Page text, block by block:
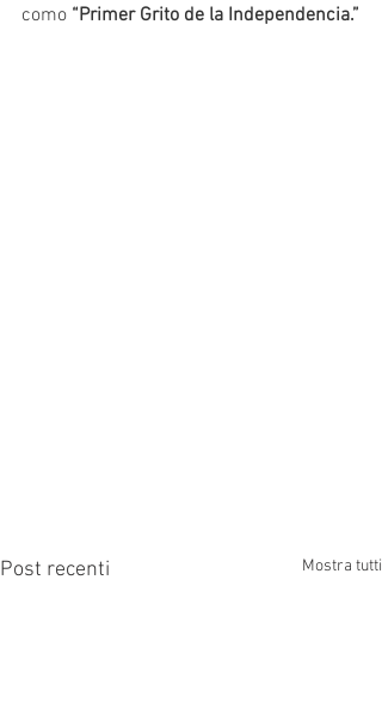
como “Primer Grito de la Independencia.”
Post recenti Mostra tutti